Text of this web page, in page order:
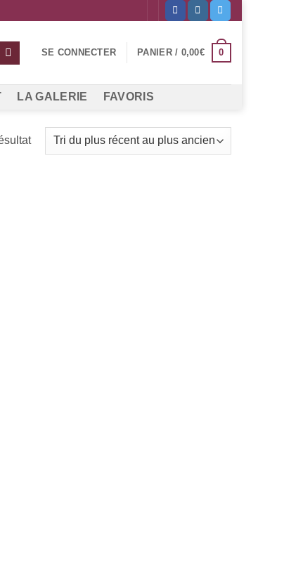
SE CONNECTER PANIER / 0,00€ 0
LA GALERIE FAVORIS